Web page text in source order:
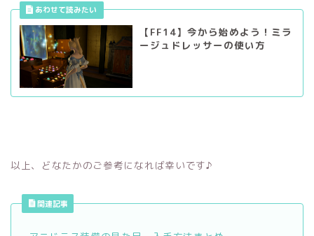
【FF14】今から始めよう！ミラ
ージュドレッサーの使い方
以上、どなたかのご参考になれば幸いです♪
関連記事